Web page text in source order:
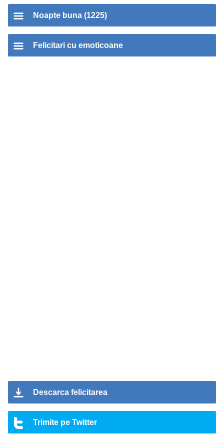
Noapte buna (1225)
Felicitari cu emoticoane
Descarca felicitarea
Trimite pe Twitter